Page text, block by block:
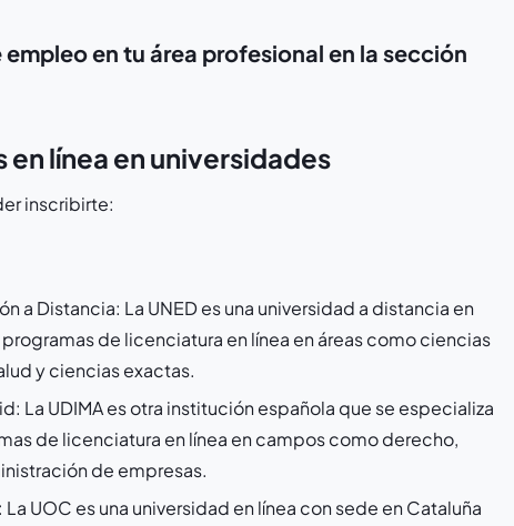
en tu área profesional en la sección
línea en universidades
inscribirte:
a Distancia: La UNED es una universidad a distancia en
de licenciatura en línea en áreas como ciencias
y ciencias exactas.
La UDIMA es otra institución española que se especializa
de licenciatura en línea en campos como derecho,
de empresas.
UOC es una universidad en línea con sede en Cataluña